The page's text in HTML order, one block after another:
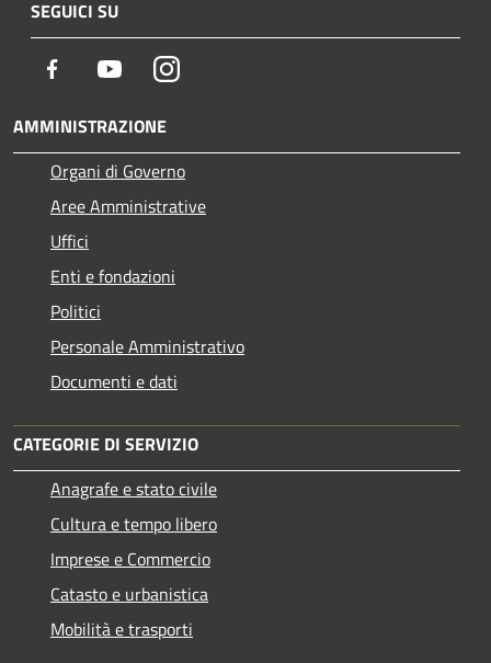
SEGUICI SU
Facebook YoutubeInstagram
AMMINISTRAZIONE
Organi di Governo
Aree Amministrative
Uffici
Enti e fondazioni
Politici
Personale Amministrativo
Documenti e dati
CATEGORIE DI SERVIZIO
Anagrafe e stato civile
Cultura e tempo libero
Imprese e Commercio
Catasto e urbanistica
Mobilità e trasporti